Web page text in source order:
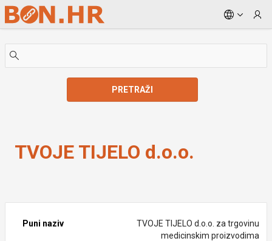
Skip to Main Content
PRETRAŽI
TVOJE TIJELO d.o.o.
Puni naziv
TVOJE TIJELO d.o.o. za trgovinu
medicinskim proizvodima